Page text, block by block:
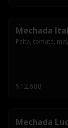
Mechada
Palta, tomate,
$12.600
Mechada